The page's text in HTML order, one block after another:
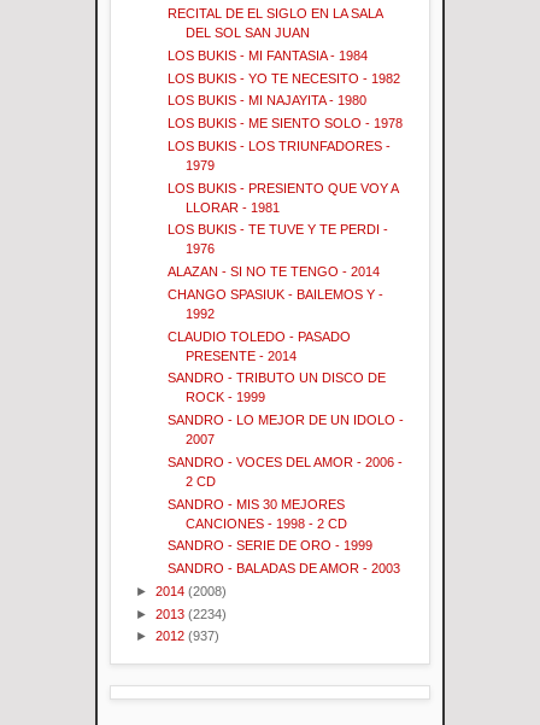
RECITAL DE EL SIGLO EN LA SALA
DEL SOL SAN JUAN
LOS BUKIS - MI FANTASIA - 1984
LOS BUKIS - YO TE NECESITO - 1982
LOS BUKIS - MI NAJAYITA - 1980
LOS BUKIS - ME SIENTO SOLO - 1978
LOS BUKIS - LOS TRIUNFADORES -
1979
LOS BUKIS - PRESIENTO QUE VOY A
LLORAR - 1981
LOS BUKIS - TE TUVE Y TE PERDI -
1976
ALAZAN - SI NO TE TENGO - 2014
CHANGO SPASIUK - BAILEMOS Y -
1992
CLAUDIO TOLEDO - PASADO
PRESENTE - 2014
SANDRO - TRIBUTO UN DISCO DE
ROCK - 1999
SANDRO - LO MEJOR DE UN IDOLO -
2007
SANDRO - VOCES DEL AMOR - 2006 -
2 CD
SANDRO - MIS 30 MEJORES
CANCIONES - 1998 - 2 CD
SANDRO - SERIE DE ORO - 1999
SANDRO - BALADAS DE AMOR - 2003
► 2014 (2008)
► 2013 (2234)
► 2012 (937)